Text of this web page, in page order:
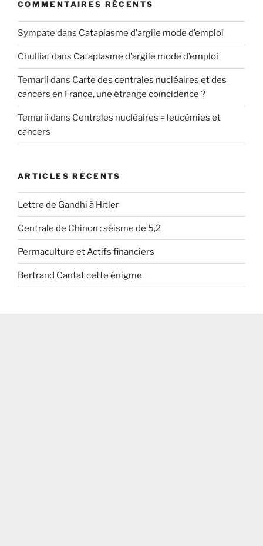
COMMENTAIRES RÉCENTS
Sympate dans Cataplasme d’argile mode d’emploi
Chulliatdans Cataplasme d’argile mode d’emploi
Temarii dans Carte des centrales nucléaires et des
cancers en France, une étrange coïncidence ?
Temarii dans Centrales nucléaires = leucémies et
cancers
ARTICLES RÉCENTS
Lettre de Gandhi à Hitler
Centrale de Chinon : séisme de 5,2
Permaculture et Actifs financiers
Bertrand Cantat cette énigme